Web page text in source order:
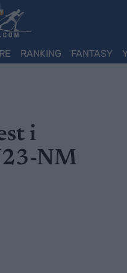
RANKING FANTASY
i
NM